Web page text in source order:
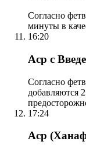
Согласно
минуты в
16:20
Аср с
Согласно
добавляются
17:24
Аср